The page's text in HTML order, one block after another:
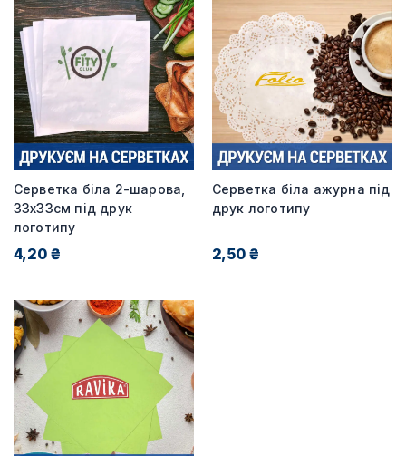
Серветка біла 2-шарова,
33х33см під друк
логотипу
4,20 ₴
Серветка біла ажурна під
друк логотипу
2,50 ₴